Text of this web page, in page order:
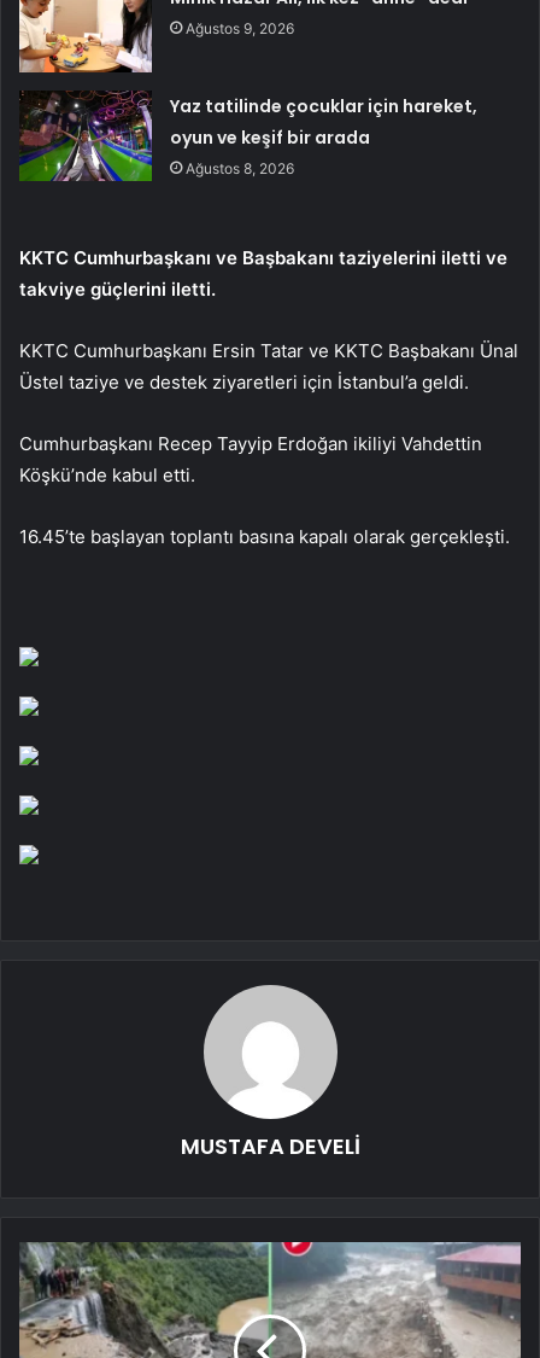
Ağustos 9, 2026
Yaz tatilinde çocuklar için hareket,
oyun ve keşif bir arada
Ağustos 8, 2026
KKTC Cumhurbaşkanı ve Başbakanı taziyelerini iletti ve
takviye güçlerini iletti.
KKTC Cumhurbaşkanı Ersin Tatar ve KKTC Başbakanı Ünal
Üstel taziye ve destek ziyaretleri için İstanbul’a geldi.
Cumhurbaşkanı Recep Tayyip Erdoğan ikiliyi Vahdettin
Köşkü’nde kabul etti.
16.45’te başlayan toplantı basına kapalı olarak gerçekleşti.
MUSTAFA DEVELİ